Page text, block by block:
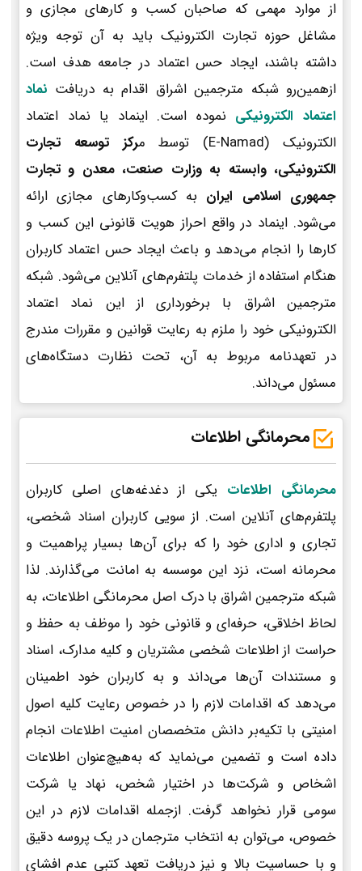
از موارد مهمی که صاحبان کسب و کارهای مجازی و
مشاغل حوزه تجارت الکترونیک باید به آن توجه ویژه
داشته باشند، ایجاد حس اعتماد در جامعه هدف است.
ازهمین‌رو شبکه مترجمین اشراق اقدام به دریافت نماد
اعتماد الکترونیکی نموده است. اینماد یا نماد اعتماد
الکترونیک (E-Namad) توسط م
رکز توسعه تجارت
الکترونیکی، وابسته به وزارت صنعت، معدن و تجارت
جمهوری اسلامی ایران به کسب‌وکارهای مجازی ارائه
می‌شود. اینماد در واقع احراز هویت قانونی این کسب و
کارها را انجام می‌دهد و باعث ایجاد حس اعتماد کاربران
هنگام استفاده از خدمات پلتفرم‌های آنلاین می‌شود. شبکه
مترجمین اشراق با برخورداری از این نماد اعتماد
الکترونیکی خود را ملزم به رعایت قوانین و مقررات مندرج
در تعهدنامه مربوط به آن، تحت نظارت دستگاه‌های
مسئول می‌داند.
محرمانگی اطلاعات
محرمانگی اطلاعات یکی از دغدغه‌های اصلی کاربران
پلتفرم‌های آنلاین است. از سویی کاربران اسناد شخصی،
تجاری و اداری خود را که برای آن‌ها بسیار پراهمیت و
محرمانه است، نزد این موسسه به امانت می‌گذارند. لذا
شبکه مترجمین اشراق با درک اصل محرمانگی اطلاعات، به
لحاظ اخلاقی، حرفه‌ای و قانونی خود را موظف به حفظ و
حراست از اطلاعات شخصی مشتریان و کلیه مدارک، اسناد
و مستندات آن‌ها می‌داند و به کاربران خود اطمینان
می‌دهد که اقدامات لازم را در خصوص رعایت کلیه اصول
امنیتی با تکیه‌بر دانش متخصصان امنیت اطلاعات انجام
داده است و تضمین می‌نماید که به‌هیچ‌عنوان اطلاعات
اشخاص و شرکت‌ها در اختیار شخص، نهاد یا شرکت
سومی قرار نخواهد گرفت. ازجمله اقدامات لازم در این
خصوص، می‌توان به انتخاب مترجمان در یک پروسه دقیق
و با حساسیت بالا و نیز دریافت تعهد کتبی عدم افشای